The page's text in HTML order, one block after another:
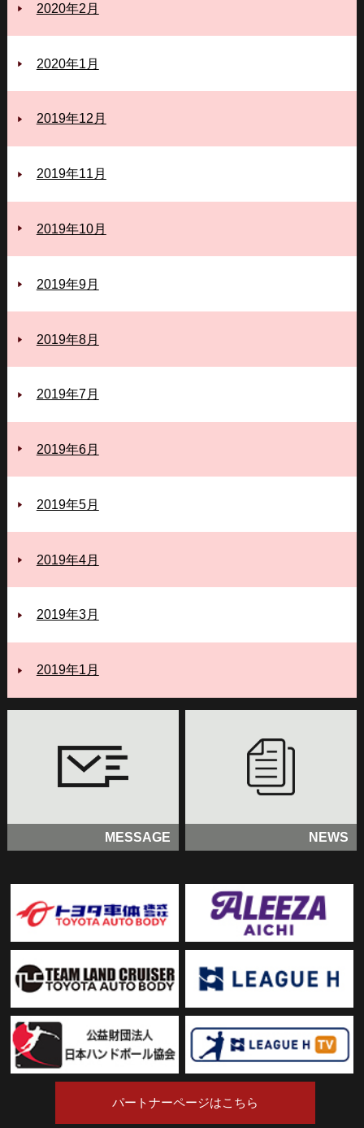
2020年2月
2020年1月
2019年12月
2019年11月
2019年10月
2019年9月
2019年8月
2019年7月
2019年6月
2019年5月
2019年4月
2019年3月
2019年1月
MESSAGE NEWS
パートナーページはこちら